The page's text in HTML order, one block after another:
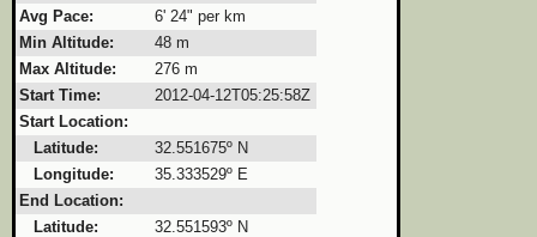
Avg Pace:
6' 24" per km
Min Altitude:
48 m
Max Altitude:
276 m
Start Time:
2012-04-12T05:25:58Z
Start Location:
Latitude:
32.551675º N
Longitude:
35.333529º E
End Location:
Latitude:
32.551593º N